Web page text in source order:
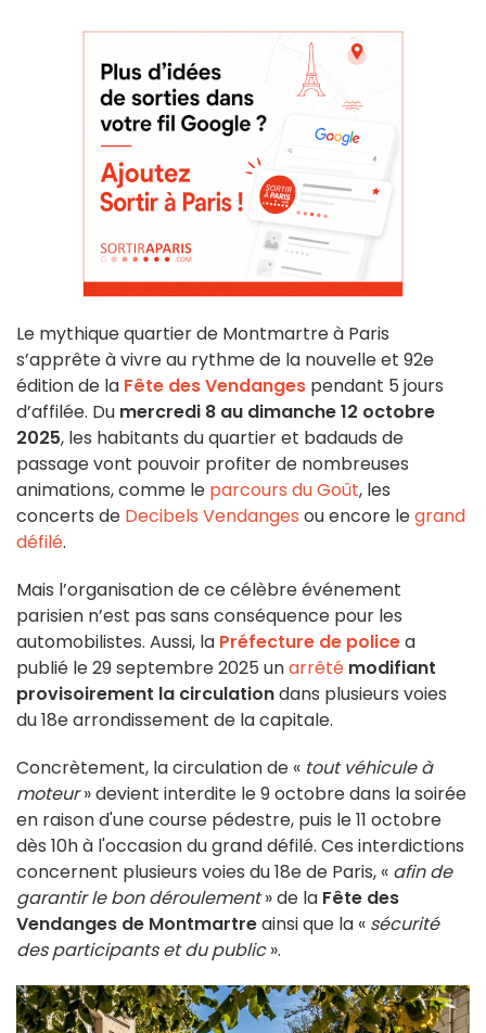
Le mythique quartier de Montmartre à Paris
s’apprête à vivre au rythme de la nouvelle et 92e
édition de la Fête des Vendanges pendant 5 jours
d’affilée. Du mercredi 8 au dimanche 12 octobre
2025, les habitants du quartier et badauds de
passage vont pouvoir profiter de nombreuses
animations, comme le parcours du Goût, les
concerts de Decibels Vendanges ou encore legrand
défilé.
Mais l’organisation de ce célèbre événement
parisien n’est pas sans conséquence pour les
automobilistes. Aussi, la Préfecture de policea
publié le 29 septembre 2025 unarrêté modifiant
provisoirement la circulationdans plusieurs voies
du 18e arrondissement de la capitale.
Concrètement, la circulation de « tout véhicule à
moteur» devient interdite le 9 octobre dans la soirée
en raison d'une course pédestre, puis le 11 octobre
dès 10h à l'occasion du grand défilé. Ces interdictions
concernent plusieurs voies du 18e de Paris, « afin de
garantir le bon déroulement» de la Fête des
Vendanges de Montmartreainsi que la « sécurité
des participants et du public».